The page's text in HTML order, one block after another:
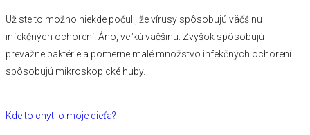
Už ste to možno niekde počuli, že vírusy spôsobujú väčšinu
infekčných ochorení. Áno, veľkú väčšinu. Zvyšok spôsobujú
prevažne baktérie a pomerne malé množstvo infekčných ochorení
spôsobujú mikroskopické huby.
Kde to chytilo moje dieťa?